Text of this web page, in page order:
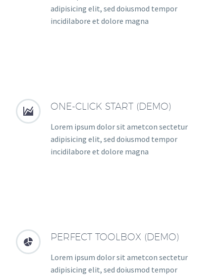
adipisicing elit, sed doiusmod tempor
incidilabore et dolore magna

 ONE-CLICK START (DEMO)
Lorem ipsum dolor sit ametcon sectetur
adipisicing elit, sed doiusmod tempor
incidilabore et dolore magna

 PERFECT TOOLBOX (DEMO)
Lorem ipsum dolor sit ametcon sectetur
adipisicing elit, sed doiusmod tempor